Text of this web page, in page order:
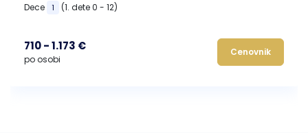
Dece 1 (1. dete 0 - 12)
710 - 1.173 €
po osobi
Cenovnik